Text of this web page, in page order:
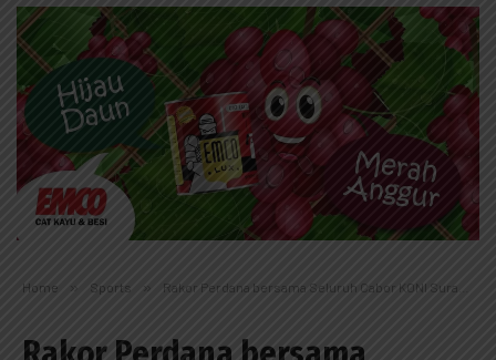
Home » Sports » Rakor Perdana bersama Seluruh Cabor KONI Surabaya